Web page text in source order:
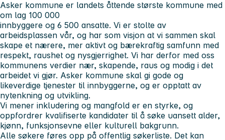
Asker kommune er landets åttende største kommune med
om lag 100 000
innbyggere og 6 500 ansatte. Vi er stolte av
arbeidsplassen vår, og har som visjon at vi sammen skal
skape et nærere, mer aktivt og bærekraftig samfunn med
respekt, raushet og nysgjerrighet. Vi har derfor med oss
kommunens verdier nær, skapende, raus og modig i det
arbeidet vi gjør. Asker kommune skal gi gode og
likeverdige tjenester til innbyggerne, og er opptatt av
nytenkning og utvikling.
Vi mener inkludering og mangfold er en styrke, og
oppfordrer kvalifiserte kandidater til å søke uansett alder,
kjønn, funksjonsevne eller kulturell bakgrunn.
Alle søkere føres opp på offentlig søkerliste. Det kan